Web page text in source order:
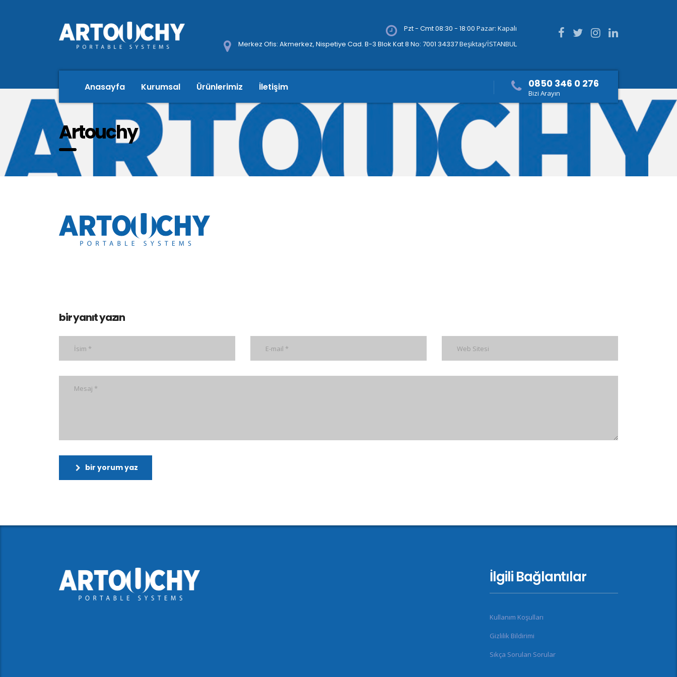
Pzt - Cmt 08:30 - 18:00 Pazar: Kapalı
Merkez Ofis: Akmerkez, Nispetiye Cad. B-3 Blok Kat 8 No: 7001 34337Beşiktaş/İSTANBUL
Anasayfa Kurumsal Ürünlerimiz İletişim 0850 346 0 276
Bizi Arayın
Artouchy
bir yanıt yazın
bir yorum yaz
İlgili Bağlantılar
Kullanım Koşulları
Gizlilik Bildirimi
Sıkça Sorulan Sorular